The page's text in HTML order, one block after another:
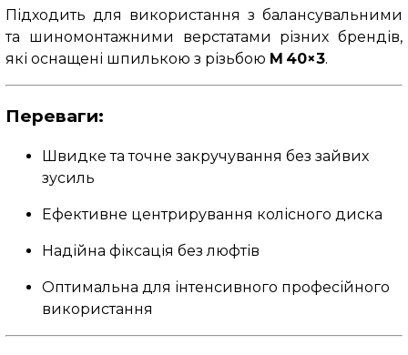
Підходить для використання з балансувальними
та шиномонтажними верстатами різних брендів,
які оснащені шпилькою з різьбою M 40×3.
Переваги:
Швидке та точне закручування без зайвих
зусиль
Ефективне центрирування колісного диска
Надійна фіксація без люфтів
Оптимальна для інтенсивного професійного
використання